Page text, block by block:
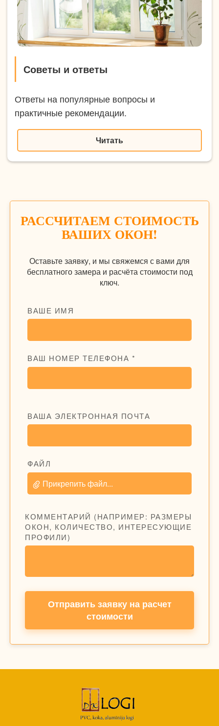
Советы и ответы
Ответы на популярные вопросы и
практичные рекомендации.
Читать
РАССЧИТАЕМ СТОИМОСТЬ
ВАШИХ ОКОН!
Оставьте заявку, и мы свяжемся с вами для
бесплатного замера и расчёта стоимости под
ключ.
ВАШЕ ИМЯ
ВАШ НОМЕР ТЕЛЕФОНА *
ВАША ЭЛЕКТРОННАЯ ПОЧТА
ФАЙЛ
Прикрепить файл...
КОММЕНТАРИЙ (НАПРИМЕР: РАЗМЕРЫ
ОКОН, КОЛИЧЕСТВО, ИНТЕРЕСУЮЩИЕ
ПРОФИЛИ)
Отправить заявку на расчет
стоимости